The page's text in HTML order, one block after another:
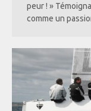
peur ! »
comme un